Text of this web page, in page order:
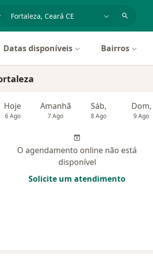
cidade ou região
Datas disponíveis Bairros
Hoje
6 Ago
Amanhã
7 Ago
Sáb,
8 Ago
Dom,
9 Ago
O agendamento online não está
disponível
Solicite um atendimento